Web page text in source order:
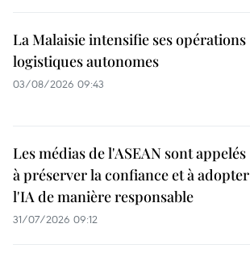
La Malaisie intensifie ses opérations
logistiques autonomes
03/08/2026 09:43
Les médias de l'ASEAN sont appelés
à préserver la confiance et à adopter
l'IA de manière responsable
31/07/2026 09:12